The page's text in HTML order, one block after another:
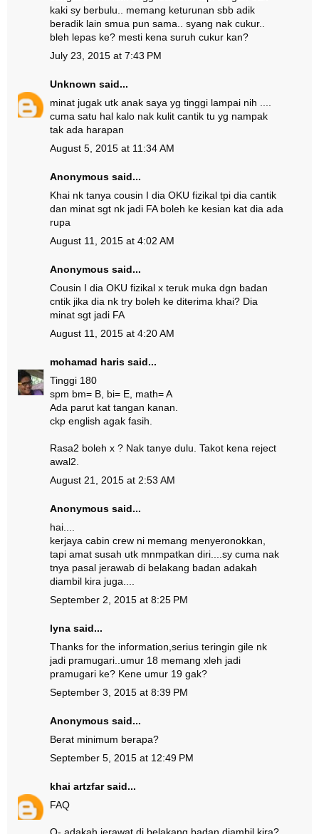
kaki sy berbulu.. memang keturunan sbb adik
beradik lain smua pun sama.. syang nak cukur..
bleh lepas ke? mesti kena suruh cukur kan?
July 23, 2015 at 7:43 PM
Unknown said...
minat jugak utk anak saya yg tinggi lampai nih ....
cuma satu hal kalo nak kulit cantik tu yg nampak
tak ada harapan
August 5, 2015 at 11:34 AM
Anonymous said...
Khai nk tanya cousin I dia OKU fizikal tpi dia cantik
dan minat sgt nk jadi FA boleh ke kesian kat dia ada
rupa
August 11, 2015 at 4:02 AM
Anonymous said...
Cousin I dia OKU fizikal x teruk muka dgn badan
cntik jika dia nk try boleh ke diterima khai? Dia
minat sgt jadi FA
August 11, 2015 at 4:20 AM
mohamad haris said...
Tinggi 180
spm bm= B, bi= E, math= A
Ada parut kat tangan kanan.
ckp english agak fasih.
Rasa2 boleh x ? Nak tanye dulu. Takot kena reject
awal2.
August 21, 2015 at 2:53 AM
Anonymous said...
hai....
kerjaya cabin crew ni memang menyeronokkan,
tapi amat susah utk mnmpatkan diri....sy cuma nak
tnya pasal jerawab di belakang badan adakah
diambil kira juga....
September 2, 2015 at 8:25 PM
lyna said...
Thanks for the information,serius teringin gile nk
jadi pramugari..umur 18 memang xleh jadi
pramugari ke? Kene umur 19 gak?
September 3, 2015 at 8:39 PM
Anonymous said...
Berat minimum berapa?
September 5, 2015 at 12:49 PM
khai artzfarsaid...
FAQ